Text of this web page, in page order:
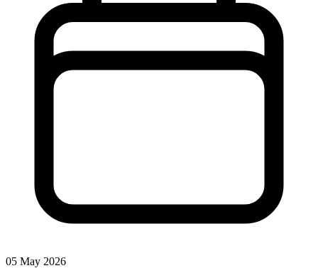
05 May 2026